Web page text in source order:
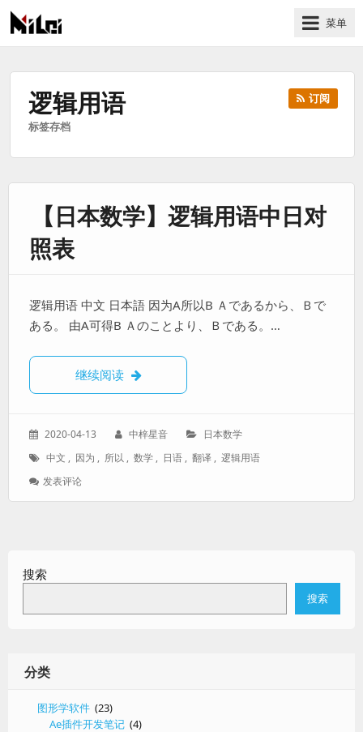
有
技
菜单
逻辑用语
标签存档
订阅
【日本数学】逻辑用语中日对
照表
逻辑用语 中文 日本語 因为A所以B Ａであるから、Ｂで
ある。 由A可得B Ａのことより、Ｂである。…
继续阅读 【日本数学】逻辑用语中日对照表
发
于：
2020-04-13
作
中梓星音
分
日本数学
标
中文 , 因为 , 所以 , 数学 , 日语 , 翻译 , 逻辑用语
发表评论: 【日
语
日
搜索
搜索
分类
图形学软件 (23)
Ae插件开发笔记 (4)